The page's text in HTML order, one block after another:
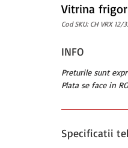
Vitrina
Cod SKU: CH VRX 12/
INFO
Preturile sunt
Plata se face in
Specificatii